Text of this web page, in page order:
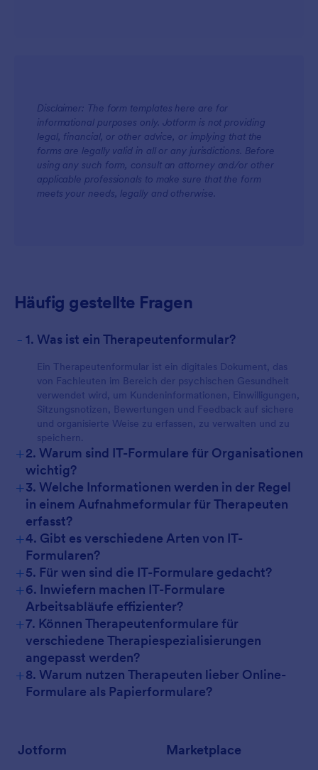
For Teams
For Customers
Disclaimer: The form templates here are for
informational purposes only. Jotform is not providing
legal, financial, or other advice, or implying that the
forms are legally valid in all or any jurisdictions. Before
using any such form, consult an attorney and/or other
applicable professionals to make sure that the form
meets your needs, legally and otherwise.
Häufig gestellte Fragen
- 1. Was ist ein Therapeutenformular?
Ein Therapeutenformular ist ein digitales Dokument, das
von Fachleuten im Bereich der psychischen Gesundheit
verwendet wird, um Kundeninformationen, Einwilligungen,
Sitzungsnotizen, Bewertungen und Feedback auf sichere
und organisierte Weise zu erfassen, zu verwalten und zu
speichern.
+2. Warum sind IT-Formulare für Organisationen
wichtig?
+3. Welche Informationen werden in der Regel
in einem Aufnahmeformular für Therapeuten
erfasst?
+4. Gibt es verschiedene Arten von IT-
Formularen?
+5. Für wen sind die IT-Formulare gedacht?
+6. Inwiefern machen IT-Formulare
Arbeitsabläufe effizienter?
+7. Können Therapeutenformulare für
verschiedene Therapiespezialisierungen
angepasst werden?
+8. Warum nutzen Therapeuten lieber Online-
Formulare als Papierformulare?
Jotform Marketplace